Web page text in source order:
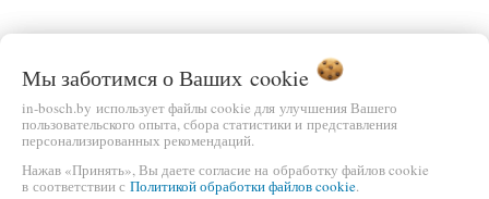
ПЕРФОРАТОР OASIS PR-65
167,41 руб.
ЦЕНА
В КОРЗИНУ
Мы заботимся о Ваших cookie
in-bosch.by использует файлы cookie для улучшения Вашего
пользовательского опыта, сбора статистики и представления
персонализированных рекомендаций.
Нажав «Принять», Вы даете согласие на обработку файлов cookie
в соответствии с Политикой обработки файлов cookie.